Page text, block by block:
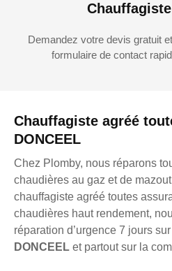
Chauffagiste agréé
DONCEEL
Chez Plomby, nous réparons
chaudières au gaz et de
chauffagiste agréé toutes
chaudières haut rendement,
réparation d’urgence 7 jours
DONCEEL et partout sur la
Demandez votre devis gratuit
formulaire de contact